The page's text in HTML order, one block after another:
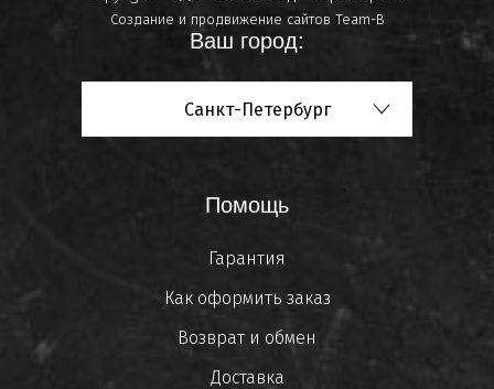
Создание и продвижение сайтов Team-B
Ваш город:
Санкт-Петербург
Помощь
Гарантия
Как оформить заказ
Возврат и обмен
Доставка